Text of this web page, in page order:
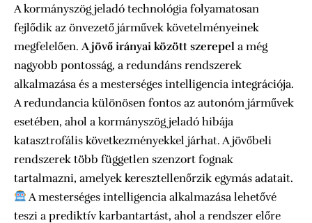
A kormányszög jeladó technológia folyamatosan
fejlődik az önvezető járművek követelményeinek
megfelelően. A jövő irányai között szerepel a még
nagyobb pontosság, a redundáns rendszerek
alkalmazása és a mesterséges intelligencia integrációja.
A redundancia különösen fontos az autonóm járművek
esetében, ahol a kormányszög jeladó hibája
katasztrofális következményekkel járhat. A jövőbeli
rendszerek több független szenzort fognak
tartalmazni, amelyek keresztellenőrzik egymás adatait.
A mesterséges intelligencia alkalmazása lehetővé
teszi a prediktív karbantartást, ahol a rendszer előre